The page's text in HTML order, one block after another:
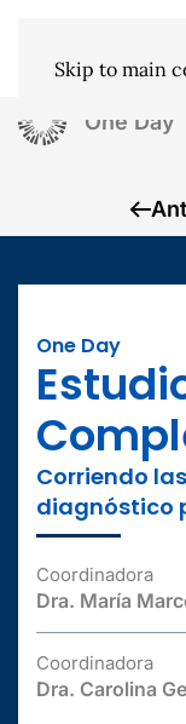
Skip to main
One Day
One Day
Corriendo
diagnóstico
Coordinadora
Dra. María
Coordinadora
Dra. Carolina